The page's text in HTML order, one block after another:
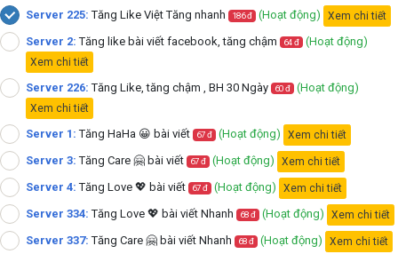
Server 225: Tăng Like Việt Tăng nhanh 186 đ (Hoạt động) Xem chi tiết
Server 2: Tăng like bài viết facebook, tăng chậm 64 đ (Hoạt động)
Xem chi tiết
Server 226: Tăng Like, tăng chậm , BH 30 Ngày 60 đ (Hoạt động)
Xem chi tiết
Server 1: Tăng HaHa 😀 bài viết 67 đ (Hoạt động) Xem chi tiết
Server 3: Tăng Care 🤗 bài viết 67 đ (Hoạt động) Xem chi tiết
Server 4: Tăng Love 💖 bài viết 67 đ (Hoạt động) Xem chi tiết
Server 334: Tăng Love 💖 bài viết Nhanh 68 đ (Hoạt động) Xem chi tiết
Server 337: Tăng Care 🤗 bài viết Nhanh 68 đ (Hoạt động) Xem chi tiết